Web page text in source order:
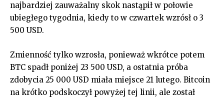
najbardziej zauważalny skok nastąpił w połowie
ubiegłego tygodnia, kiedy to w czwartek wzrósł o 3
500 USD.
Zmienność tylko wzrosła, ponieważ wkrótce potem
BTC spadł poniżej 23 500 USD, a ostatnia próba
zdobycia 25 000 USD miała miejsce 21 lutego. Bitcoin
na krótko podskoczył powyżej tej linii, ale został